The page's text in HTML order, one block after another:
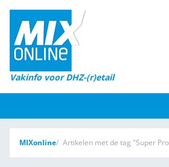
Vakinfo voor DHZ-(r)etail
Home
Magazines
DHZ Sessie
Marktcijfers
MIXonline Artikelen met de tag "Super